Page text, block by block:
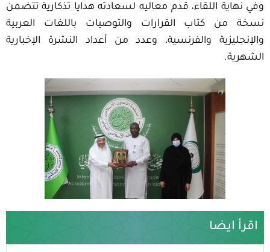
وفي نهاية اللقاء، قدم معاليه لسعادته هدايا تذكارية تتضمن
نسخة من كتاب القرارات والتوصيات باللغات العربية
والإنجليزية والفرنسية، وعدد من أعداد النشرة الإخبارية
الشهرية.
اقرأ ايضا